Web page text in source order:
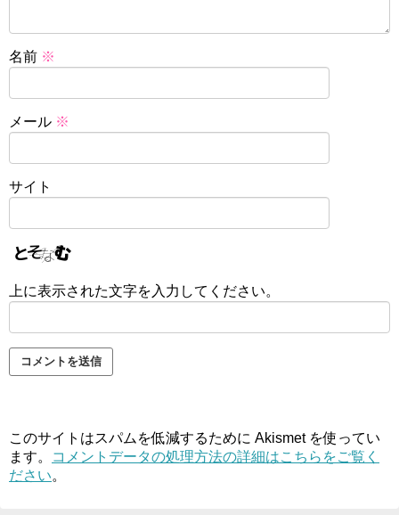
名前 ※
メール ※
サイト
上に表示された文字を入力してください。
このサイトはスパムを低減するために Akismet を使ってい
ます。
コメントデータの処理方法の詳細はこちらをご覧く
ださい。